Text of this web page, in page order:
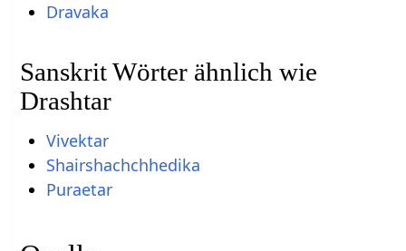
Dravaka
Sanskrit Wörter ähnlich wie
Drashtar
Vivektar
Shairshachchhedika
Puraetar